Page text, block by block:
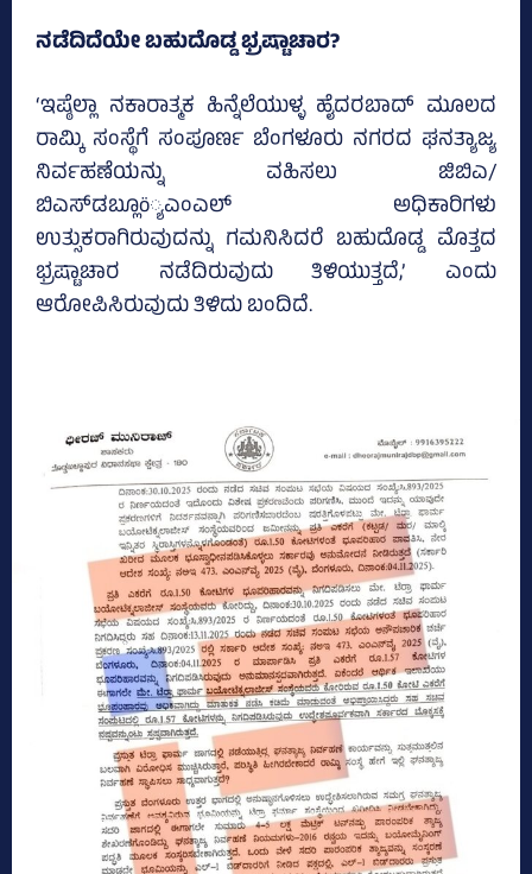
ನಡೆದಿದೆಯೇ ಬಹುದೊಡ್ಡ ಭ್ರಷ್ಟಾಚಾರ?
‘ಇಷ್ಠೆಲ್ಲಾ ನಕಾರಾತ್ಮಕ ಹಿನ್ನೆಲೆಯುಳ್ಳ ಹೈದರಬಾದ್ ಮೂಲದ
ರಾಮ್ಕಿ ಸಂಸ್ಥೆಗೆ ಸಂಪೂರ್ಣ ಬೆಂಗಳೂರು ನಗರದ ಘನತ್ಯಾಜ್ಯ
ನಿರ್ವಹಣೆಯನ್ನು ವಹಿಸಲು ಜಿಬಿಎ/
ಬಿಎಸ್‌ಡಬ್ಲೂö್ಯಎಂಎಲ್ ಅಧಿಕಾರಿಗಳು
ಉತ್ಸುಕರಾಗಿರುವುದನ್ನು ಗಮನಿಸಿದರೆ ಬಹುದೊಡ್ಡ ಮೊತ್ತದ
ಭ್ರಷ್ಟಾಚಾರ ನಡೆದಿರುವುದು ತಿಳಿಯುತ್ತದೆ,’ ಎಂದು
ಆರೋಪಿಸಿರುವುದು ತಿಳಿದು ಬಂದಿದೆ.